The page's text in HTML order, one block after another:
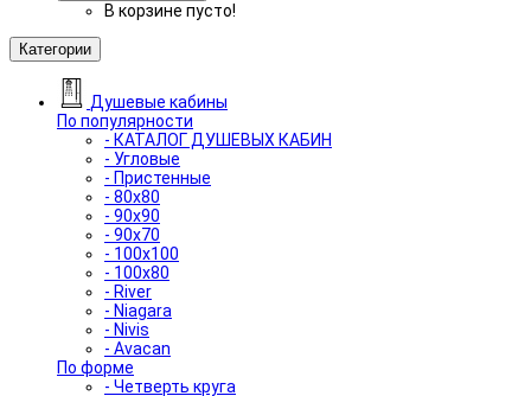
В корзине пусто!
Категории
Душевые кабины
По популярности
- КАТАЛОГ ДУШЕВЫХ КАБИН
- Угловые
- Пристенные
- 80x80
- 90x90
- 90x70
- 100x100
- 100x80
- River
- Niagara
- Nivis
- Avacan
По форме
- Четверть круга